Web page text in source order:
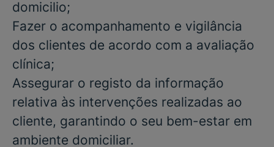
domicilio;
Fazer o acompanhamento e vigilância
dos clientes de acordo com a avaliação
clínica;
Assegurar o registo da informação
relativa às intervenções realizadas ao
cliente, garantindo o seu bem-estar em
ambiente domiciliar.